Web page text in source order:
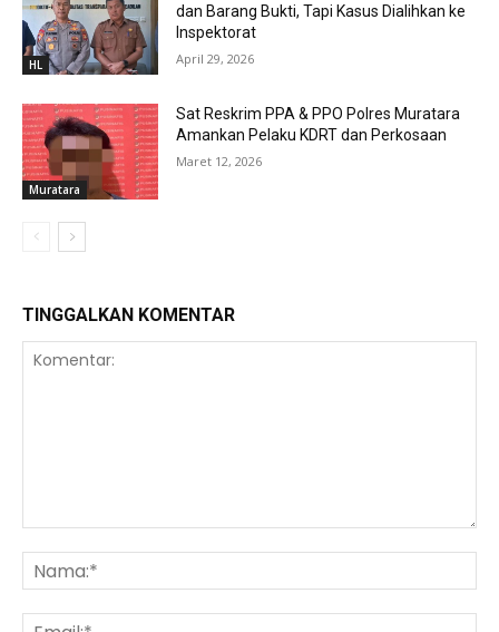
HL
dan Barang Bukti, Tapi Kasus Dialihkan ke
Inspektorat
April 29, 2026
Muratara
Sat Reskrim PPA & PPO Polres Muratara
Amankan Pelaku KDRT dan Perkosaan
Maret 12, 2026
TINGGALKAN KOMENTAR